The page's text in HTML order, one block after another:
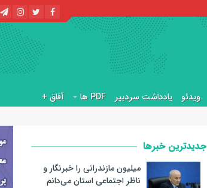
ویدئو یادداشت سردبیر PDF ها آفاق +
جدیدترین خبرها
میلیون مازندرانی را خبرنگار و
ناظر اجتماعی استان می‌دانم